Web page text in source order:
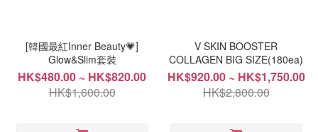
[韓國最紅Inner Beauty💗]
Glow&Slim套裝
HK$480.00 ~ HK$820.00
HK$1,600.00
V SKIN BOOSTER
COLLAGEN BIG SIZE(180ea)
HK$920.00 ~ HK$1,750.00
HK$2,800.00